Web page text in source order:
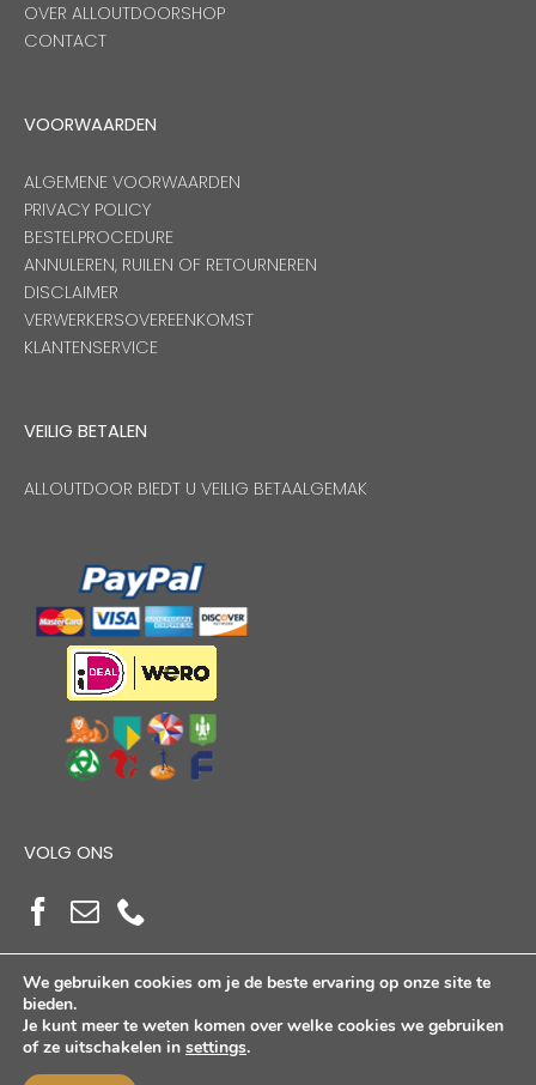
OVER ALLOUTDOORSHOP
CONTACT
VOORWAARDEN
ALGEMENE VOORWAARDEN
PRIVACY POLICY
BESTELPROCEDURE
ANNULEREN, RUILEN OF RETOURNEREN
DISCLAIMER
VERWERKERSOVEREENKOMST
KLANTENSERVICE
VEILIG BETALEN
ALLOUTDOOR BIEDT U VEILIG BETAALGEMAK
VOLG ONS
Copyright Alloutdoorshop © 2026. Alle Rechten
We gebruiken cookies om je de beste ervaring op onze site te
bieden.
Je kunt meer te weten komen over welke cookies we gebruiken
of ze uitschakelen in settings.